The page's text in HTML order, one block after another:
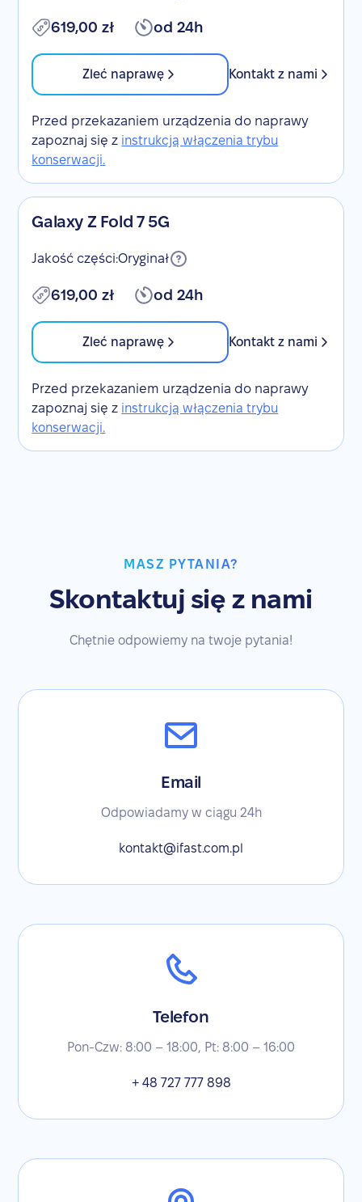
619,00 zł od 24h
Zleć naprawę Kontakt z nami
Przed przekazaniem urządzenia do naprawy
zapoznaj się z instrukcją włączenia trybu
konserwacji.
Galaxy Z Fold 7 5G
Jakość części:Oryginał
619,00 zł od 24h
Zleć naprawę Kontakt z nami
Przed przekazaniem urządzenia do naprawy
zapoznaj się z instrukcją włączenia trybu
konserwacji.
MASZ PYTANIA?
Skontaktuj się z nami
Chętnie odpowiemy na twoje pytania!
Email
Odpowiadamy w ciągu 24h
kontakt@ifast.com.pl
Telefon
Pon-Czw: 8:00 – 18:00, Pt: 8:00 – 16:00
+ 48 727 777 898